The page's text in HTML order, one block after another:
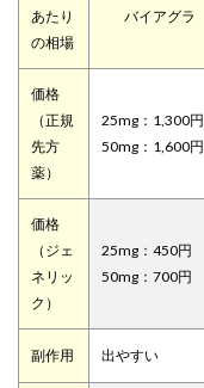
あたり
の相場
バイアグラ
価格
（正規
先方
薬）
25mg：1,300円
50mg：1,600円
価格
（ジェ
ネリッ
ク）
25mg：450円
50mg：700円
副作用 出やすい